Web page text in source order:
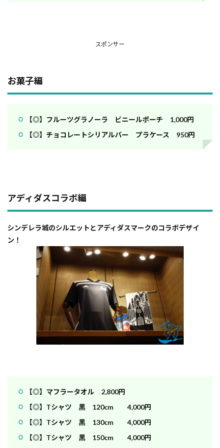
スポンサー
お菓子編
【◎】フルーツグラノーラ ビニールポーチ 1,000円
【◎】チョコレートシリアルバー プラケース 950円
アディダスコラボ編
シンデレラ城のシルエットとアディダスマークのコラボデザイ
ン！
【◎】マフラータオル 2,800円
【◎】Tシャツ 黒 120cm 4,000円
【◎】Tシャツ 黒 130cm 4,000円
【◎】Tシャツ 黒 150cm 4,000円